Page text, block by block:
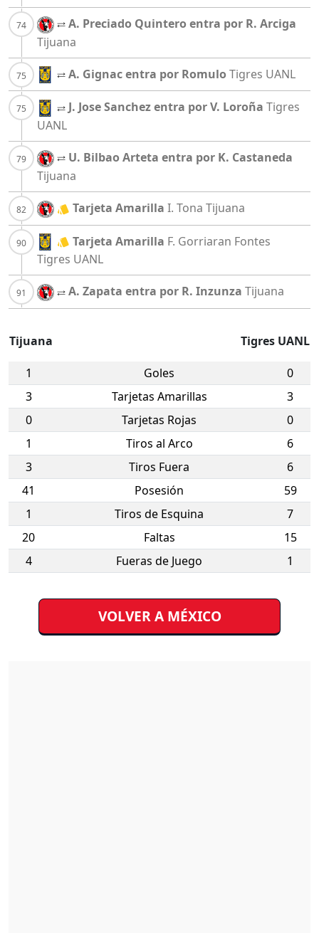
A. Preciado Quintero entra por R. Arciga
Tijuana
A. Gignac entra por Romulo Tigres UANL
J. Jose Sanchez entra por V. Loroña Tigres
UANL
U. Bilbao Arteta entra por K. Castaneda
Tijuana
Tarjeta Amarilla I. Tona Tijuana
Tarjeta Amarilla F. Gorriaran Fontes
Tigres UANL
A. Zapata entra por R. Inzunza Tijuana
Tijuana Tigres UANL
1 Goles
0
3
Tarjetas Amarillas
3
0
Tarjetas Rojas
0
1
Tiros al Arco
6
3
Tiros Fuera
6
41
Posesión
59
1
Tiros de Esquina
7
20
Faltas
15
4
Fueras de Juego 1
VOLVER A MÉXICO